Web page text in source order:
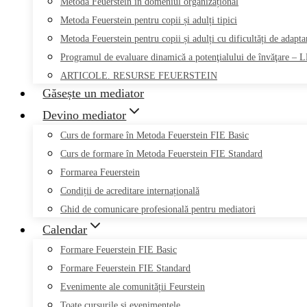
Metoda Feuerstein pentru copii și adulți tipici
Metoda Feuerstein pentru copii și adulți cu dificultăți de
Programul de evaluare dinamică a potenţialului de învăţare –
ARTICOLE. RESURSE FEUERSTEIN
Găsește un mediator
Devino mediator
Curs de formare în Metoda Feuerstein FIE Basic
Curs de formare în Metoda Feuerstein FIE Standard
Formarea Feuerstein
Condiții de acreditare internațională
Ghid de comunicare profesională pentru mediatori
Calendar
Formare Feuerstein FIE Basic
Formare Feuerstein FIE Standard
Evenimente ale comunității Feurstein